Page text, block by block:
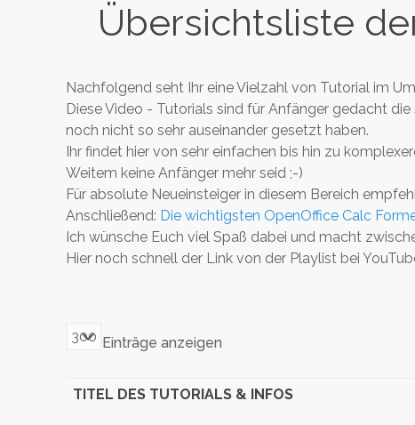
Übersichtsliste
Nachfolgend seht Ihr eine Vielzahl von Tutorial im
Diese Video - Tutorials sind für Anfänger gedacht
noch nicht so sehr auseinander gesetzt haben.
Ihr findet hier von sehr einfachen bis hin zu
Weitem keine Anfänger mehr seid ;-)
Für absolute Neueinsteiger in diesem Bereich
Anschließend: Die wichtigsten OpenOffice Calc
Ich wünsche Euch viel Spaß dabei und macht
Hier noch schnell der Link von der Playlist bei
Einträge anzeigen
TITEL DES TUTORIALS & INFOS